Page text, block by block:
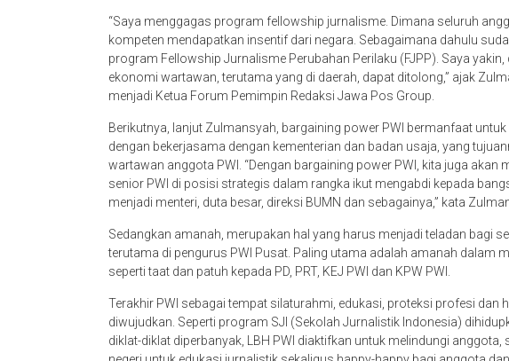
“Saya menggagas program fellowship jurnalisme. Dimana seluruh
kompeten mendapatkan insentif dari negara. Sebagaimana dahulu
program Fellowship Jurnalisme Perubahan Perilaku (FJPP). Saya
ekonomi wartawan, terutama yang di daerah, dapat ditolong,” ajak
menjadi Ketua Forum Pemimpin Redaksi Jawa Pos Group.
Berikutnya, lanjut Zulmansyah, bargaining power PWI bermanfaat
dengan bekerjasama dengan kementerian dan badan usaja, yang
wartawan anggota PWI. “Dengan bargaining power PWI, kita juga
senior PWI di posisi strategis dalam rangka ikut mengabdi kepada
menjadi menteri, duta besar, direksi BUMN dan sebagainya,” kata
Sedangkan amanah, merupakan hal yang harus menjadi teladan bagi
terutama di pengurus PWI Pusat. Paling utama adalah amanah dalam
seperti taat dan patuh kepada PD, PRT, KEJ PWI dan KPW PWI.
Terakhir PWI sebagai tempat silaturahmi, edukasi, proteksi profesi dan
diwujudkan. Seperti program SJI (Sekolah Jurnalistik Indonesia)
diklat-diklat diperbanyak, LBH PWI diaktifkan untuk melindungi